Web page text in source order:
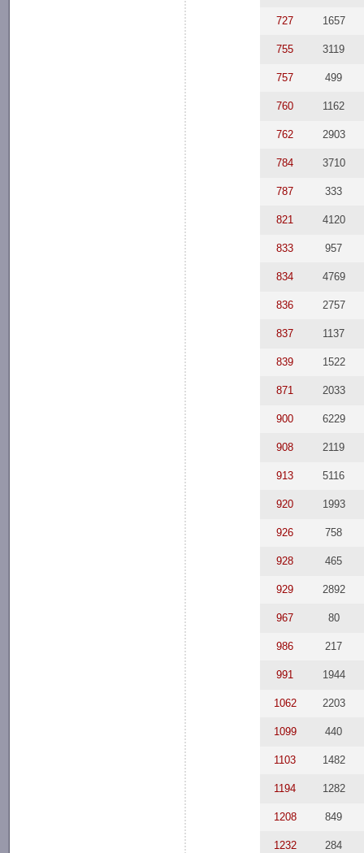
727 1657
755 3119
757 499
760 1162
762 2903
784 3710
787 333
821 4120
833 957
834 4769
836 2757
837 1137
839 1522
871 2033
900 6229
908 2119
913 5116
920 1993
926 758
928 465
929 2892
967 80
986 217
991 1944
1062 2203
1099 440
1103 1482
1194 1282
1208 849
1232 284